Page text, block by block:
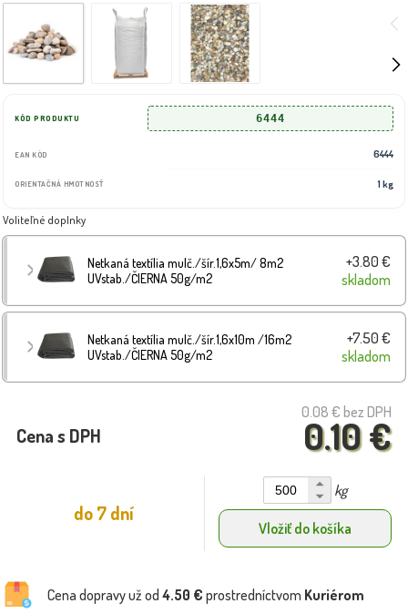
KÓD PRODUKTU 6444
EAN KÓD 6444
ORIENTAČNÁ HMOTNOSŤ 1 kg
Voliteľné doplnky
Netkaná textília mulč./šír.1,6x5m/ 8m2
UVstab./ČIERNA 50g/m2
+3.80 €
skladom
Netkaná textília mulč./šír.1,6x10m /16m2
UVstab./ČIERNA 50g/m2
+7.50 €
skladom
0.08 € bez DPH
0.10 €
Cena s DPH
do 7 dní
kg
Vložiť do košíka
Cena dopravy už od 4.50 € prostredníctvom Kuriérom